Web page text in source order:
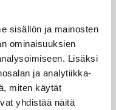
sisällön ja mainosten
ominaisuuksien
Lisäksi
ja analytiikka-
miten käytät
yhdistää näitä
muista
muista sisäilman